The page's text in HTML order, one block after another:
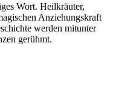
Wort. Heilkräuter,
Anziehungskraft
werden mitunter
gerühmt.